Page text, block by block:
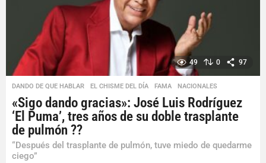
o
49 0 97
DANDO DE QUE HABLAR ,EL CHISME DEL DÍA ,FAMA ,NACIONALES
«Sigo dando gracias»: José Luis Rodríguez
‘El Puma’, tres años de su doble trasplante
de pulmón ??
“Después del trasplante de pulmón, tuve miedo de quedarme
ciego”